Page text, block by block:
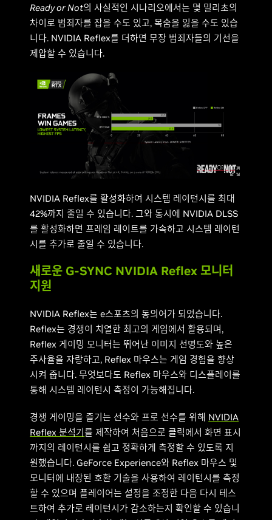
Ready or Not의 사실적인 시나리오에서는 몇 밀리초의
차이로 범죄자를 잡을 수도 있고, 목숨을 잃을 수도 있습
니다. NVIDIA Reflex를 더하면 무장 범죄자들의 기선을
제압할 수 있습니다.
NVIDIA Reflex를 활성화하여 시스템 레이턴시를 최대
42%까지 줄일 수 있습니다. 그와 동시에 NVIDIA DLSS
를 활성화하면 프레임 레이트를 가속하고 시스템 레이턴
시를 추가로 줄일 수 있습니다.
새로운 G-SYNC NVIDIA Reflex 모니터
지원
NVIDIA Reflex는 e스포츠의 동의어가 되었습니다.
Reflex는 경쟁이 치열한 최고의 게임에서 활용되며,
Reflex 게이밍 모니터는 뛰어난 이미지 선명도와 높은
주사율을 자랑하고, Reflex 마우스는 게임 경험을 향상
시켜 줍니다. 무엇보다도 Reflex 마우스와 디스플레이를
통해 시스템 레이턴시 측정이 가능해집니다.
경쟁 게이밍을 즐기는 선수와 프로 선수를 위해 NVIDIA
Reflex 분석기를 제작하여 처음으로 클릭에서 화면 표시
까지의 레이턴시를 쉽고 정확하게 측정할 수 있도록 지
원했습니다. GeForce Experience와 Reflex 마우스 및
모니터에 내장된 호환 기술을 사용하여 레이턴시를 측정
할 수 있으며 플레이어는 설정을 조정한 다음 다시 테스
트하여 추가로 레이턴시가 감소하는지 확인할 수 있습니